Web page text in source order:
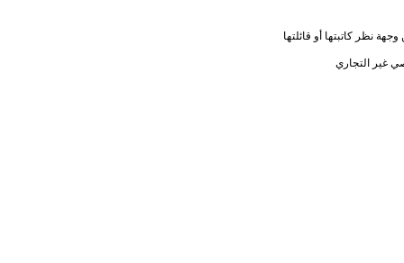
نظر كاتبتها أو قائلتها
غير التجاري